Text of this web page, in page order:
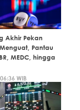
Akhir Pekan
Pantau
MEDC, hingga
WIB